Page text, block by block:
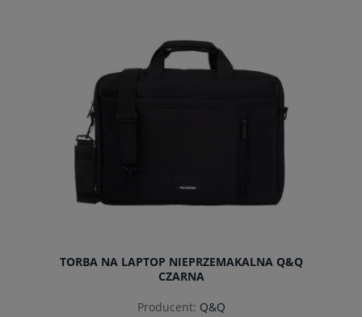
TORBA NA LAPTOP NIEPRZEMAKALNA Q&Q
CZARNA
Producent: Q&Q